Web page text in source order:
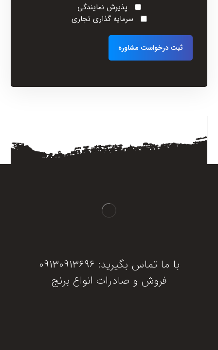
پذیرش نمایندگی
سرمایه گذاری تجاری
با ما تماس بگیرید: 09130913696
فروش و صادرات انواع برنج